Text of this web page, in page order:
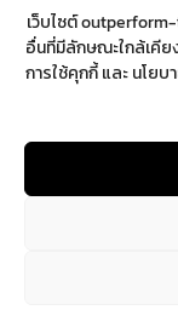
เว็บไซต์
อื่นที่มีลักษณะใกล้เคีย
การใช้คุกกี้ และ นโย
ตราสารหนี้
อสังหาริมทรัพย์
ตลาดหุ้น